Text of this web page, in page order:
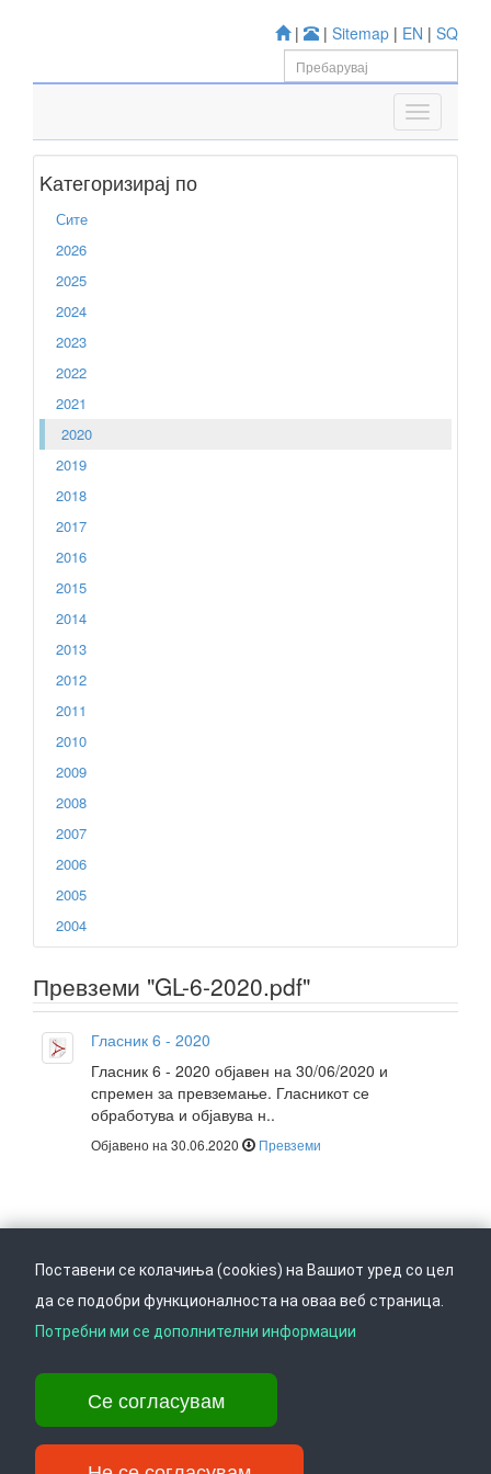
| | Sitemap | EN | SQ
Kатегоризирај по
Сите
2026
2025
2024
2023
2022
2021
2020
2019
2018
2017
2016
2015
2014
2013
2012
2011
2010
2009
2008
2007
2006
2005
2004
Превземи "GL-6-2020.pdf"
Гласник 6 - 2020
Гласник 6 - 2020 објавен на 30/06/2020 и
спремен за превземање. Гласникот се
обработува и објавува н..
Објавено на 30.06.2020 Превземи
Врати се горе Следете не на
Ул. Даме Груев 14, Катна гаража Беко на 1-виот кат, 1000 Скопје,
Тел: +389 2 3103 601 (641), Факс: +389 2 3137 149 |
info@ippo.gov.mk
Поставени се колачиња (cookies) на Вашиот уред со цел
да се подобри функционалноста на оваа веб страница.
Потребни ми се дополнителни информации
Се согласувам